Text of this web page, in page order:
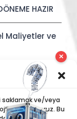
saklamak ve/veya
kullanıyoruz. Bu
HAZIR
Maliyetler ve
Hızlı İnşa
✕